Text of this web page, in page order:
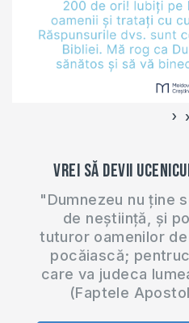
‹ ›
Vrei să devii
"Dumnezeu nu ține
de neștiință, și
tuturor oamenilor
pocăiască;
care va judeca
(Faptele